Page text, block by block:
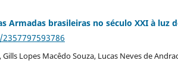
Armadas brasileiras no século XXI à luz
Lopes Macêdo Souza, Lucas Neves de